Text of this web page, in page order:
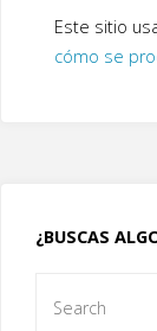
Este sitio
cómo se
¿BUSCAS